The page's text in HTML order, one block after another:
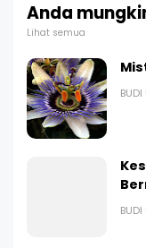
Anda
Lihat semua